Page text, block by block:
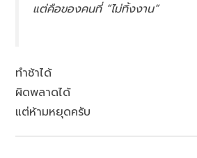
แต่คือของคนที่ “ไม่ทิ้งงาน”
ทำช้าได้
ผิดพลาดได้
แต่ห้ามหยุดครับ